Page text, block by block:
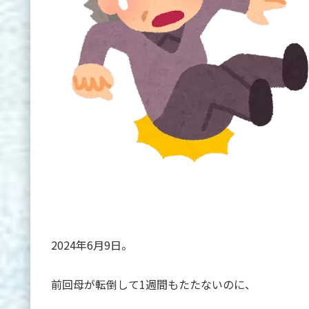
2024年6月9日。
前回母が転倒して1週間もたたないのに、